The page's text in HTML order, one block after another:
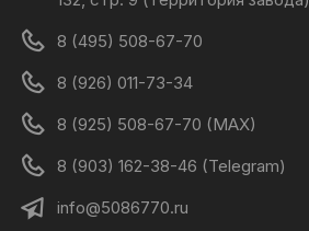
8 (495) 508-67-70
8 (926) 011-73-34
8 (925) 508-67-70 (MAX)
8 (903) 162-38-46 (Telegram)
info@5086770.ru